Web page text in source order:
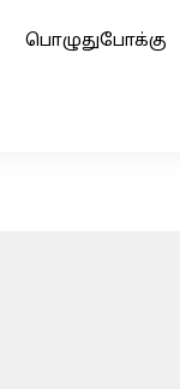
பொழுதுபோக்கு